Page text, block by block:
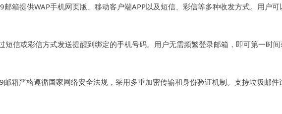
邮箱提供WAP手机网页版、移动客户端APP以及短信、彩信等多种收发方式。用户
短信或彩信方式发送提醒到绑定的手机号码。用户无需频繁登录邮箱，即可第一时
邮箱严格遵循国家网络安全法规，采用多重加密传输和身份验证机制。支持垃圾邮